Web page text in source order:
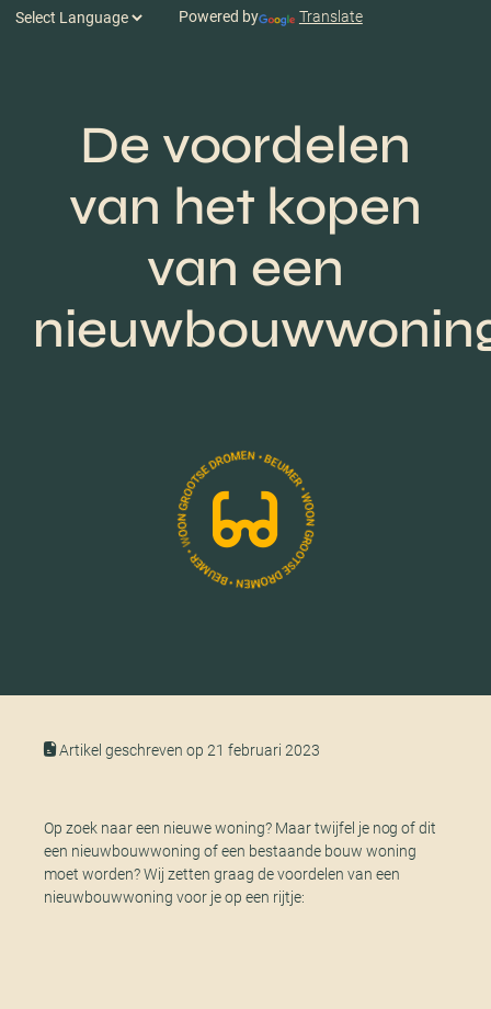
Powered by Translate
De voordelen
van het kopen
van een
Artikel geschreven op 21 februari 2023
Op zoek naar een nieuwe woning? Maar twijfel je nog of dit
een nieuwbouwwoning of een bestaande bouw woning
moet worden? Wij zetten graag de voordelen van een
nieuwbouwwoning voor je op een rijtje: